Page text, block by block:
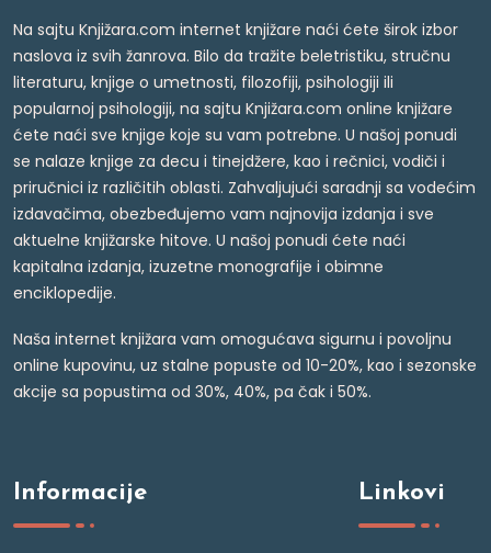
Na sajtu Knjižara.com internet knjižare naći ćete širok izbor
naslova iz svih žanrova. Bilo da tražite beletristiku, stručnu
literaturu, knjige o umetnosti, filozofiji, psihologiji ili
popularnoj psihologiji, na sajtu Knjižara.com online knjižare
ćete naći sve knjige koje su vam potrebne. U našoj ponudi
se nalaze knjige za decu i tinejdžere, kao i rečnici, vodiči i
priručnici iz različitih oblasti. Zahvaljujući saradnji sa vodećim
izdavačima, obezbeđujemo vam najnovija izdanja i sve
aktuelne knjižarske hitove. U našoj ponudi ćete naći
kapitalna izdanja, izuzetne monografije i obimne
enciklopedije.
Naša internet knjižara vam omogućava sigurnu i povoljnu
online kupovinu, uz stalne popuste od 10-20%, kao i sezonske
akcije sa popustima od 30%, 40%, pa čak i 50%.
Informacije Linkovi